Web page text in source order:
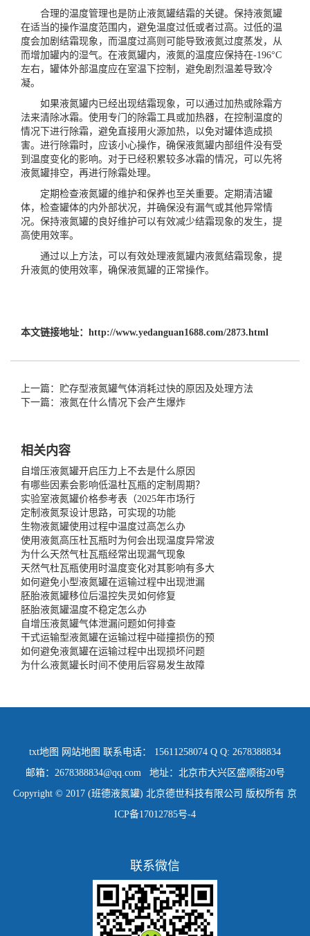
合理的温度管理也是防止液氮罐结霜的关键。保持液氮罐
在适当的操作温度范围内，避免温度过低或者过高。过低的温
度会加剧结霜现象，而温度过高则可能导致液氮过度蒸发，从
而增加罐内的湿气。在液氮罐内，液氮的温度应保持在-196°C
左右，罐体外部温度应在室温下控制，避免剧烈温差导致冷
凝。
如果液氮罐内已经出现结霜现象，可以通过加热或除霜方
法来清除冰霜。使用专门的除霜工具或加热器，在控制温度的
情况下进行除霜，避免直接用火源加热，以免对罐体造成损
害。进行除霜时，应该小心操作，确保液氮罐内部组件没有受
到温度变化的影响。对于已经积累较多冰霜的情况，可以先将
液氮罐排空，再进行除霜处理。
定期检查液氮罐的维护和保养也至关重要。定期清洁罐
体，检查罐体的内外部状况，并确保没有漏气或其他异常情
况。保持液氮罐的良好维护可以有效减少结霜现象的发生，提
高使用效率。
通过以上方法，可以有效处理液氮罐内液氮结霜现象，提
升液氮的使用效率，确保液氮罐的正常操作。
本文链接地址： http://www.yedanguan1688.com/2873.html
上一篇：贮存型液氮罐气体消耗过快的原因及处理方法
下一篇：液氮在什么情况下会产生爆炸
相关内容
自增压液氮罐开启压力上不去是什么原因
有哪些因素会影响低温杜瓦瓶的定制周期？
实验室液氮罐价格参考表（2025年市场行
定制液氮泵设计思路，可实现的功能
生物液氮罐使用过程中温度过高怎么办
使用液氮高压杜瓦瓶时为何会出现温度异常波
为什么天然气杜瓦瓶经常出现漏气现象
天然气杜瓦瓶使用时温度变化对其影响有多大
如何避免小型液氮罐在运输过程中出现泄漏
胚胎液氮罐移位后温控失灵如何修复
胚胎液氮罐温度不稳定怎么办
自增压液氮罐气体泄漏问题如何排查
干式运输型液氮罐在运输过程中碰撞损伤的预
如何避免液氮罐在运输过程中出现损坏问题
为什么液氮罐长时间不使用后容易发生故障
txt地图 网站地图 联系电话： 15611258074 Q Q: 2678388834
邮箱：2678388834@qq.com 地址：北京市大兴区盛顺街20号
Copyright © 2017 (班德液氮罐) 北京德世科技有限公司 版权所有 京
ICP备17012785号-4
联系微信